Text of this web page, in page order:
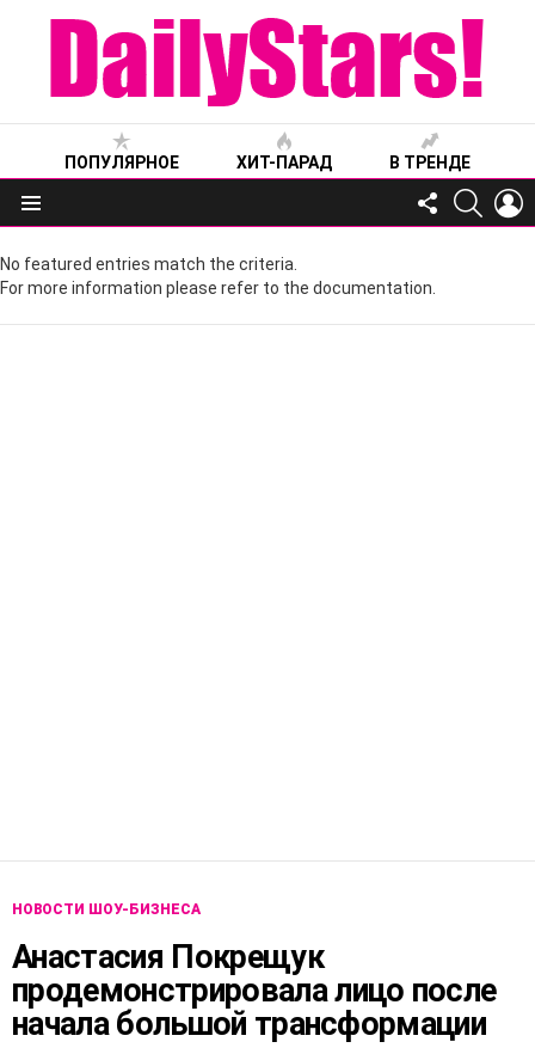
ПОПУЛЯРНОЕ ХИТ-ПАРАД В ТРЕНДЕ
Меню
FOLLOW
US
No featured entries match the criteria.
For more information please refer to the documentation.
НОВОСТИ ШОУ-БИЗНЕСА
Анастасия Покрещук
продемонстрировала лицо после
начала большой трансформации